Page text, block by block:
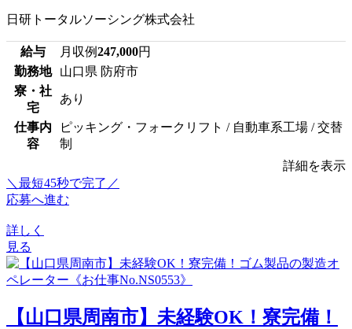
日研トータルソーシング株式会社
給与 月収例247,000円
勤務地
山口県 防府市
寮・社
宅
あり
仕事内
容
ピッキング・フォークリフト / 自動車系工場 / 交替
制
詳細を表示
＼最短45秒で完了／
応募へ進む
詳しく
見る
【山口県周南市】未経験OK！寮完備！